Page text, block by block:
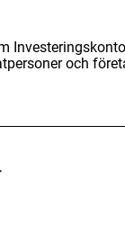
och